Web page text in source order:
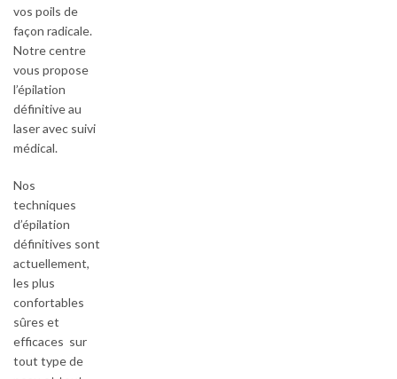
vos poils de
façon radicale.
Notre centre
vous propose
l’épilation
définitive au
laser avec suivi
médical.
Nos
techniques
d’épilation
définitives sont
actuellement,
les plus
confortables
sûres et
efficaces sur
tout type de